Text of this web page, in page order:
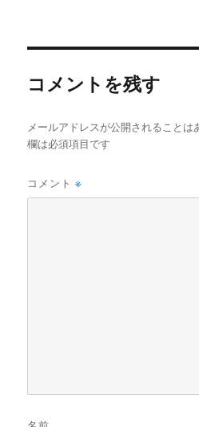
コメントを残す
メールアドレスが公開されることは
欄は必須項目です
コメント※